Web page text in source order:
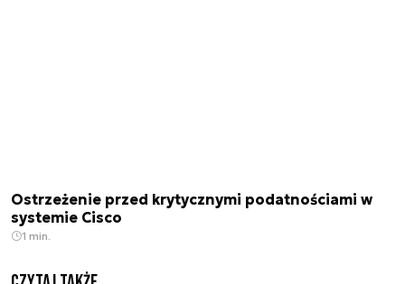
Ostrzeżenie przed krytycznymi podatnościami w
systemie Cisco
1 min.